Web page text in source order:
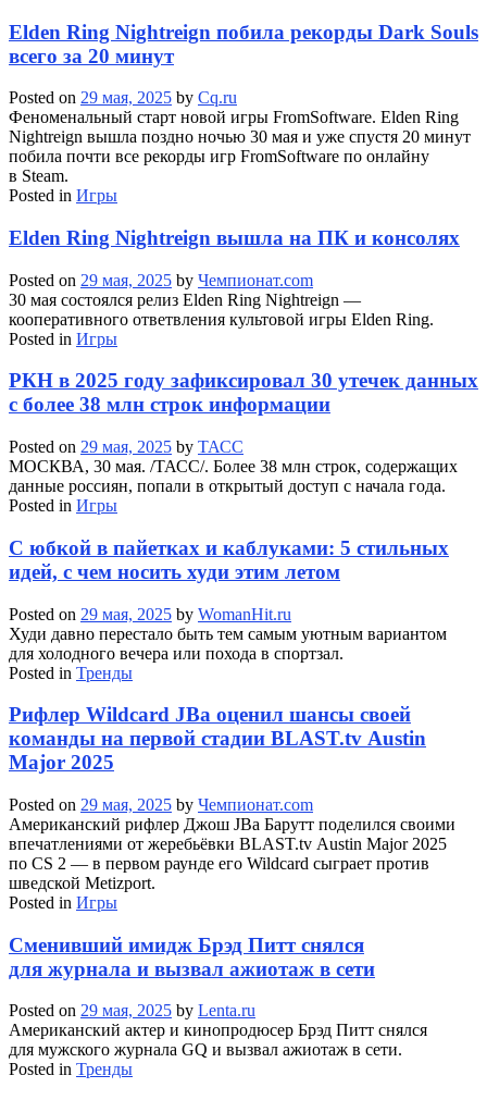
Elden Ring Nightreign побила рекорды Dark Souls
всего за 20 минут
Posted on 29 мая, 2025 by Cq.ru
Феноменальный старт новой игры FromSoftware. Elden Ring
Nightreign вышла поздно ночью 30 мая и уже спустя 20 минут
побила почти все рекорды игр FromSoftware по онлайну
в Steam.
Posted in Игры
Elden Ring Nightreign вышла на ПК и консолях
Posted on 29 мая, 2025 by Чемпионат.com
30 мая состоялся релиз Elden Ring Nightreign —
кооперативного ответвления культовой игры Elden Ring.
Posted in Игры
РКН в 2025 году зафиксировал 30 утечек данных
с более 38 млн строк информации
Posted on 29 мая, 2025 by ТАСС
МОСКВА, 30 мая. /ТАСС/. Более 38 млн строк, содержащих
данные россиян, попали в открытый доступ с начала года.
Posted in Игры
С юбкой в пайетках и каблуками: 5 стильных
идей, с чем носить худи этим летом
Posted on 29 мая, 2025 by WomanHit.ru
Худи давно перестало быть тем самым уютным вариантом
для холодного вечера или похода в спортзал.
Posted in Тренды
Рифлер Wildcard JBa оценил шансы своей
команды на первой стадии BLAST.tv Austin
Major 2025
Posted on 29 мая, 2025 by Чемпионат.com
Американский рифлер Джош JBa Барутт поделился своими
впечатлениями от жеребьёвки BLAST.tv Austin Major 2025
по CS 2 — в первом раунде его Wildcard сыграет против
шведской Metizport.
Posted in Игры
Сменивший имидж Брэд Питт снялся
для журнала и вызвал ажиотаж в сети
Posted on 29 мая, 2025 by Lenta.ru
Американский актер и кинопродюсер Брэд Питт снялся
для мужского журнала GQ и вызвал ажиотаж в сети.
Posted in Тренды